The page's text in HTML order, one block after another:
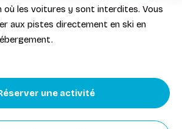
les voitures y sont interdites. Vous
aux pistes directement en ski en
une activité